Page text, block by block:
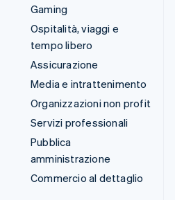
Gaming
Ospitalità, viaggi e
tempo libero
Assicurazione
Media e intrattenimento
Organizzazioni non profit
Servizi professionali
Pubblica
amministrazione
Commercio al dettaglio